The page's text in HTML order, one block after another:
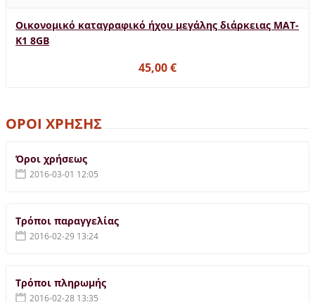
Οικονομικό καταγραφικό ήχου μεγάλης διάρκειας MAT-
K1 8GB
45,00 €
ΟΡΟΙ ΧΡΗΣΗΣ
Όροι χρήσεως
2016-03-01 12:05
Τρόποι παραγγελίας
2016-02-29 13:24
Τρόποι πληρωμής
2016-02-28 13:35